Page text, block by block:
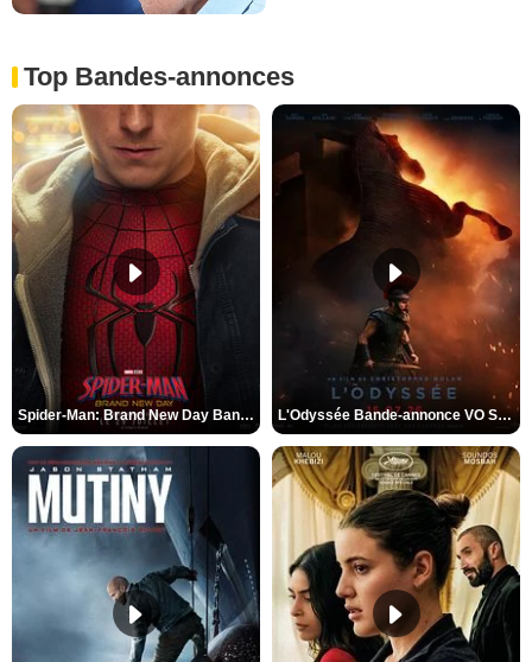
Top Bandes-annonces
Spider-Man: Brand New Day Bande-annonce VO STFR L'Odyssée Bande-annonce VO STFR